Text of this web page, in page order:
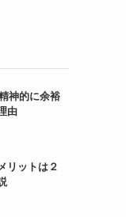
神的に余裕
由
リットは２